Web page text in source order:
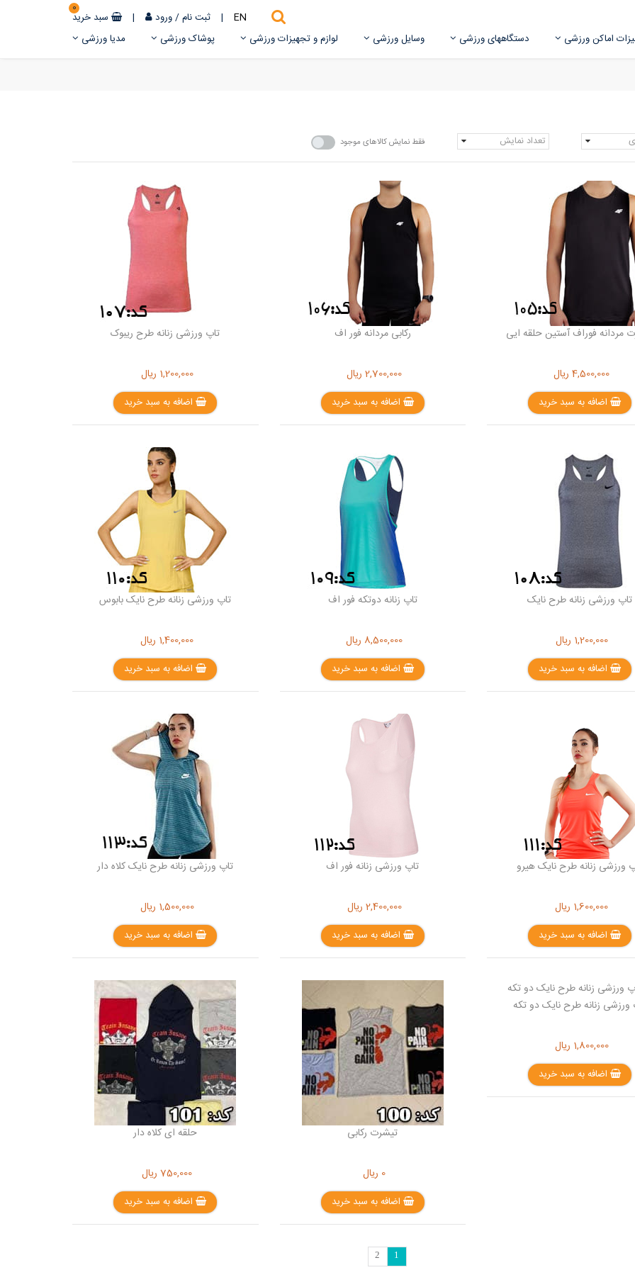
EN
| ثبت نام/ورود | سبد خرید
0
اماکن ورزشی دستگاههای ورزشی وسایل ورزشی لوازم و تجهیزات ورزشی پوشاک ورزشی مدیا ورزشی
تعداد نمایش فقط نمایش کالاهای موجود
مردانه فوراف آستین حلقه ایی
4,500,000ریال
اضافه به سبد خرید
رکابی مردانه فور اف
2,700,000ریال
اضافه به سبد خرید
تاپ ورزشی زنانه طرح ریبوک
1,200,000 ریال
اضافه به سبد خرید
تاپ ورزشی زنانه طرح نایک
1,200,000 ریال
اضافه به سبد خرید
تاپ زنانه دوتکه فور اف
8,500,000 ریال
اضافه به سبد خرید
تاپ ورزشی زنانه طرح نایک بابوس
1,400,000 ریال
اضافه به سبد خرید
ورزشی زنانه طرح نایک هیرو
1,600,000 ریال
اضافه به سبد خرید
تاپ ورزشی زنانه فور اف
2,400,000 ریال
اضافه به سبد خرید
تاپ ورزشی زنانه طرح نایک کلاه دار
1,500,000 ریال
اضافه به سبد خرید
ورزشی زنانه طرح نایک دو تکه
1,800,000 ریال
اضافه به سبد خرید
تیشرت رکابی
0 ریال
اضافه به سبد خرید
حلقه ای کلاه دار
750,000ریال
اضافه به سبد خرید
1
2